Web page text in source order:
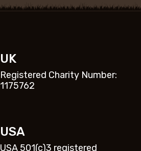
UK
Registered Charity Number:
1175762
USA
USA 501(c)3 registered